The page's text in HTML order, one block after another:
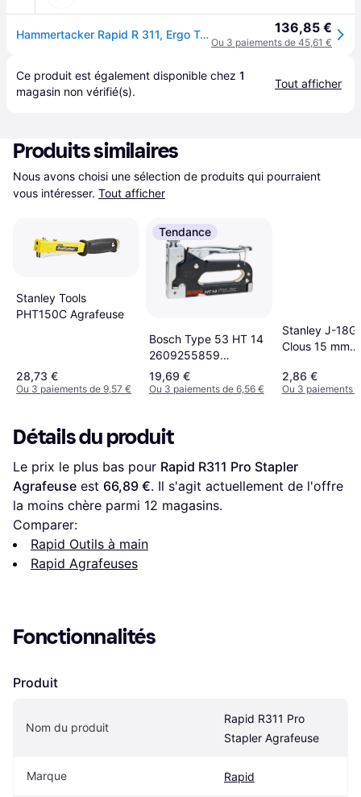
Hammertacker Rapid R 311, Ergo Typ 11/140 (G)/6-12 136,85 €
Ou 3 paiements de 45,61 €
Ce produit est également disponible chez 1
magasin non vérifié(s).
Tout afficher
Produits similaires
Nous avons choisi une sélection de produits qui pourraient
vous intéresser. Tout afficher
Stanley Tools
PHT150C Agrafeuse
28,73 €
Ou 3 paiements de 9,57 €
Tendance
Bosch Type 53 HT 14
2609255859
Agrafeuse
19,69 €
Ou 3 paiements de 6,56 €
Stanley J-
Clous 15 mm
2,86 €
Ou 3 paiements
Détails du produit
Le prix le plus bas pour Rapid R311 Pro Stapler
Agrafeuse est 66,89 €. Il s'agit actuellement de l'offre
la moins chère parmi 12 magasins.
Comparer:
Rapid Outils à main
Rapid Agrafeuses
Fonctionnalités
Produit
Nom du produit
Rapid R311 Pro
Stapler Agrafeuse
Marque Rapid